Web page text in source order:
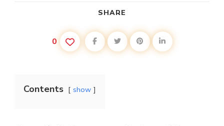
SHARE
0
Contents show